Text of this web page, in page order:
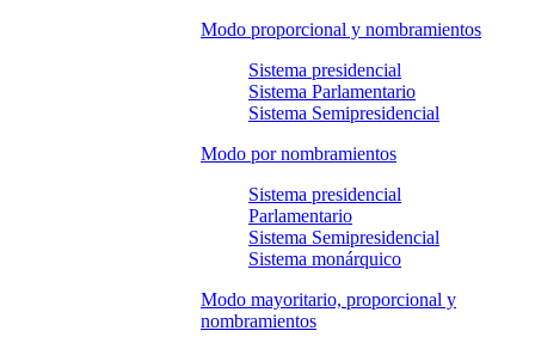
Modo proporcional y nombramientos
Sistema presidencial
Sistema Parlamentario
Sistema Semipresidencial
Modo por nombramientos
Sistema presidencial
Parlamentario
Sistema Semipresidencial
Sistema monárquico
Modo mayoritario, proporcional y
nombramientos